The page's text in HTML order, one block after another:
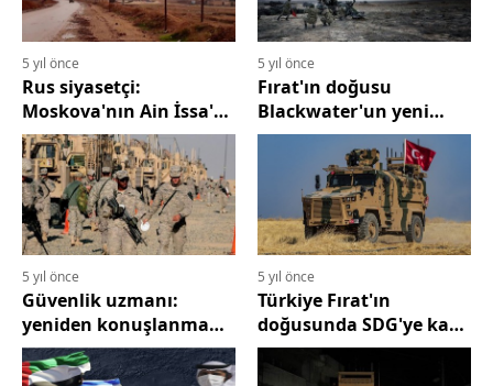
5 yıl önce
Rus siyasetçi:
Moskova'nın Ain İssa'da
Türk tırmandırmasına
sessiz kalması karşılıklı
çıkar
5 yıl önce
Fırat'ın doğusu
Blackwater'un yeni
alanı
5 yıl önce
Güvenlik uzmanı:
yeniden konuşlanma
değil, ABD çekilmesi
tamamen olacak
5 yıl önce
Türkiye Fırat'ın
doğusunda SDG'ye karşı
operasyon
düzenleyecek mi?